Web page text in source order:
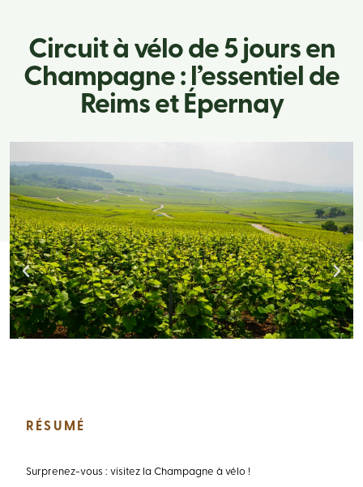
Circuit à vélo de 5 jours en
Champagne : l’essentiel de
Reims et Épernay
RÉSUMÉ
Surprenez-vous : visitez la Champagne à vélo !